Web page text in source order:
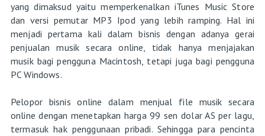
yang dimaksud yaitu memperkenalkan iTunes Music Store
dan versi pemutar MP3 Ipod yang lebih ramping. Hal ini
menjadi pertama kali dalam bisnis dengan adanya gerai
penjualan musik secara online, tidak hanya menjajakan
musik bagi pengguna Macintosh, tetapi juga bagi pengguna
PC Windows.
Pelopor bisnis online dalam menjual file musik secara
online dengan menetapkan harga 99 sen dolar AS per lagu,
termasuk hak penggunaan pribadi. Sehingga para pencinta